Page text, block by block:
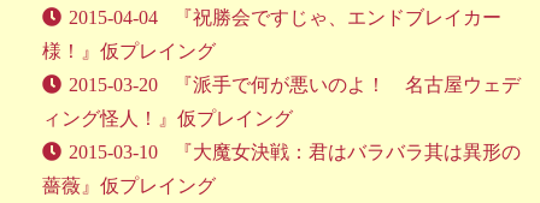
2015-04-04
『祝勝会ですじゃ、エンドブレイカー
様！』仮プレイング
2015-03-20
『派手で何が悪いのよ！ 名古屋ウェデ
ィング怪人！』仮プレイング
2015-03-10
『大魔女決戦：君はバラバラ其は異形の
薔薇』仮プレイング